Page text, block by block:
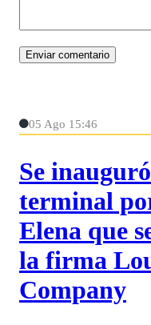
05 Ago 15:46
Se
terminal
Elena que
la firma
Company